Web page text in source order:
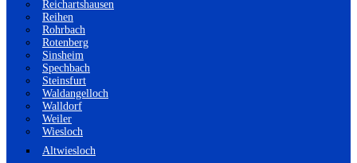
Reichartshausen
Reihen
Rohrbach
Rotenberg
Sinsheim
Spechbach
Steinsfurt
Waldangelloch
Walldorf
Weiler
Wiesloch
Altwiesloch